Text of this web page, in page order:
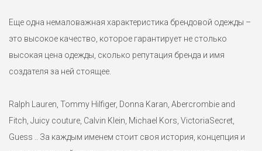
Еще одна немаловажная характеристика брендовой одежды –
это высокое качество, которое гарантирует не столько
высокая цена одежды, сколько репутация бренда и имя
создателя за ней стоящее.
Ralph Lauren, Tommy Hilfiger, Donna Karan, Abercrombie and
Fitch, Juicy couture, Calvin Klein, Michael Kors, VictoriaSecret,
Guess .. За каждым именем стоит своя история, концепция и